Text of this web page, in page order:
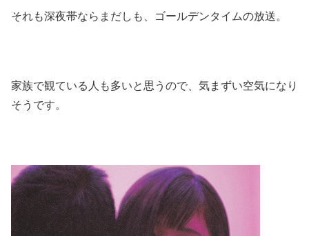
それも深夜帯ならまだしも、ゴールデンタイムの放送。
家族で観ている人も多いと思うので、気まずい空気になり
そうです。